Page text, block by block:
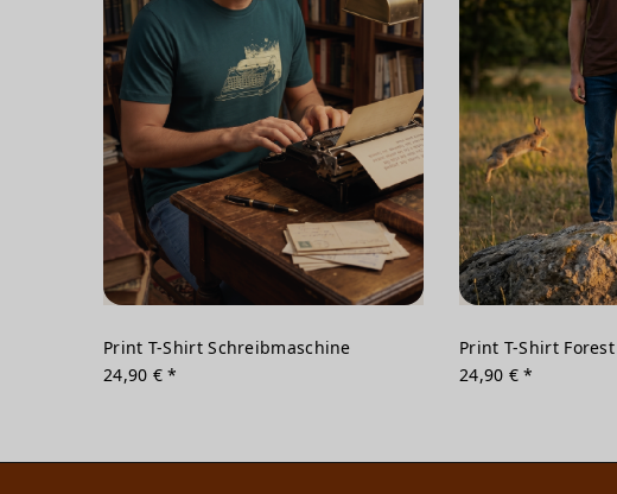
Print T-Shirt Schreibmaschine
24,90 € *
Print T-Shirt
24,90 € *